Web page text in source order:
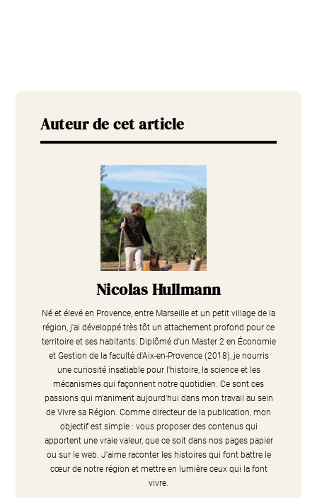
Auteur de cet article
Nicolas Hullmann
Né et élevé en Provence, entre Marseille et un petit village de la
région, j'ai développé très tôt un attachement profond pour ce
territoire et ses habitants. Diplômé d'un Master 2 en Économie
et Gestion de la faculté d'Aix-en-Provence (2018), je nourris
une curiosité insatiable pour l'histoire, la science et les
mécanismes qui façonnent notre quotidien. Ce sont ces
passions qui m'animent aujourd'hui dans mon travail au sein
de Vivre sa Région. Comme directeur de la publication, mon
objectif est simple : vous proposer des contenus qui
apportent une vraie valeur, que ce soit dans nos pages papier
ou sur le web. J'aime raconter les histoires qui font battre le
cœur de notre région et mettre en lumière ceux qui la font
vivre.